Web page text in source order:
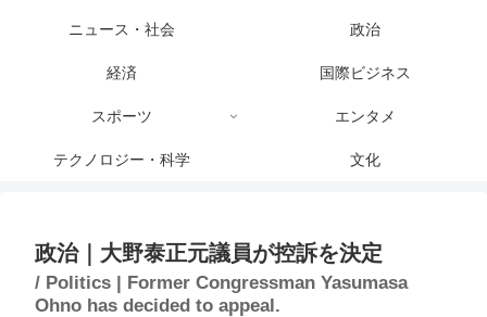
ニュース・社会 政治
経済 国際ビジネス
スポーツ エンタメ
テクノロジー・科学 文化
政治｜大野泰正元議員が控訴を決定
/ Politics | Former Congressman Yasumasa
Ohno has decided to appeal.